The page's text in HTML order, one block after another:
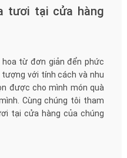
tươi tại cửa hàng
từ đơn giản đển phức
với tính cách và nhu
được cho mình món quà
Cùng chúng tôi tham
tại cửa hàng của chúng